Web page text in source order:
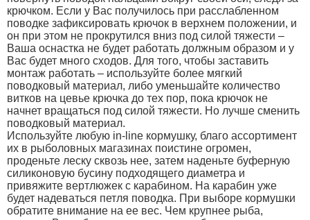
крючком. Если у Вас получилось при расслабленном
поводке зафиксировать крючок в верхнем положении, и
он при этом не прокрутился вниз под силой тяжести –
Ваша оснастка не будет работать должным образом и у
Вас будет много сходов. Для того, чтобы заставить
монтаж работать – используйте более мягкий
поводковый материал, либо уменьшайте количество
витков на цевье крючка до тех пор, пока крючок не
начнет вращаться под силой тяжести. Но лучше сменить
поводковый материал.
Используйте любую in-line кормушку, благо ассортимент
их в рыболовных магазинах поистине огромен,
проденьте леску сквозь нее, затем наденьте буферную
силиконовую бусину подходящего диаметра и
привяжите вертлюжек с карабином. На карабин уже
будет надеваться петля поводка. При выборе кормушки
обратите внимание на ее вес. Чем крупнее рыба,